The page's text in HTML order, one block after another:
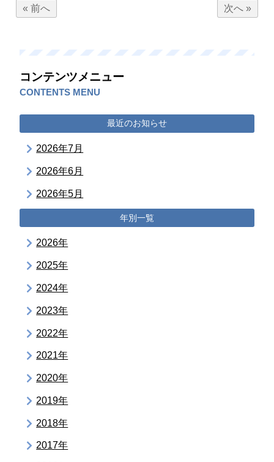
« 前へ 次へ »
コンテンツメニュー
CONTENTS MENU
最近のお知らせ
2026年7月
2026年6月
2026年5月
年別一覧
2026年
2025年
2024年
2023年
2022年
2021年
2020年
2019年
2018年
2017年